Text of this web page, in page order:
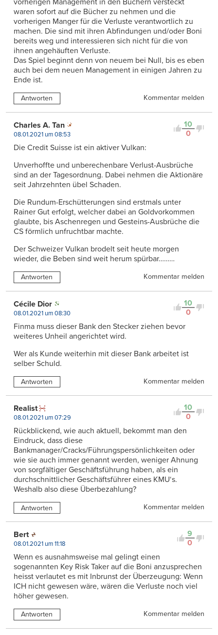
waren sofort auf die Bücher zu nehmen und die
vorherigen Manger für die Verluste verantwortlich zu
machen. Die sind mit ihren Abfindungen und/oder Boni
bereits weg und interessieren sich nicht für die von
ihnen angehäuften Verluste.
Das Spiel beginnt denn von neuem bei Null, bis es eben
auch bei dem neuen Management in einigen Jahren zu
Ende ist.
Antworten Kommentar melden
10
0
Charles A. Tan
08.01.2021 um 08:53
Die Credit Suisse ist ein aktiver Vulkan:
Unverhoffte und unberechenbare Verlust-Ausbrüche
sind an der Tagesordnung. Dabei nehmen die Aktionäre
seit Jahrzehnten übel Schaden.
Die Rundum-Erschütterungen sind erstmals unter
Rainer Gut erfolgt, welcher dabei an Goldvorkommen
glaubte, bis Aschenregen und Gesteins-Ausbrüche die
CS förmlich unfruchtbar machte.
Der Schweizer Vulkan brodelt seit heute morgen
wieder, die Beben sind weit herum spürbar………
Antworten Kommentar melden
10
0
Cécile Dior
08.01.2021 um 08:30
Finma muss dieser Bank den Stecker ziehen bevor
weiteres Unheil angerichtet wird.
Wer als Kunde weiterhin mit dieser Bank arbeitet ist
selber Schuld.
Antworten Kommentar melden
10
0
Realist
08.01.2021 um 07:29
Rückblickend, wie auch aktuell, bekommt man den
Eindruck, dass diese
Bankmanager/Cracks/Führungspersönlichkeiten oder
wie sie auch immer genannt werden, weniger Ahnung
von sorgfältiger Geschäftsführung haben, als ein
durchschnittlicher Geschäftsführer eines KMU‘s.
Weshalb also diese Überbezahlung?
Antworten Kommentar melden
9
0
Bert
08.01.2021 um 11:18
Wenn es ausnahmsweise mal gelingt einen
sogenannten Key Risk Taker auf die Boni anzusprechen
heisst verlautet es mit Inbrunst der Überzeugung: Wenn
ICH nicht gewesen wäre, wären die Verluste noch viel
höher gewesen.
Antworten Kommentar melden